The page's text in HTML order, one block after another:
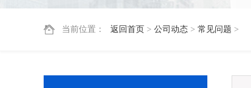
当前位置： 返回首页 > 公司动态 > 常见问题 >